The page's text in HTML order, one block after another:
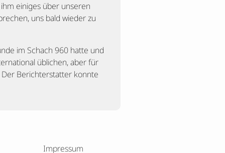
einiges über unseren
uns bald wieder zu
im Schach 960 hatte und
üblichen, aber für
Berichterstatter konnte
Impressum